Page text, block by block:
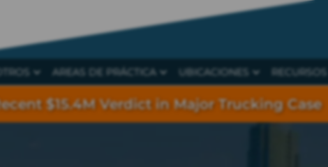
AREAS DE PRÁCTICA UBICACIONES RECURSOS
$15.4M Verdict in Major Trucking Case